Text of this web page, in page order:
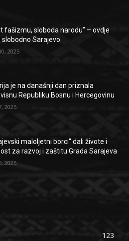
fašizmu, sloboda narodu” – ovdje
slobodno Sarajevo
2025
je na današnji dan priznala
Republiku Bosnu i Hercegovinu
2025
maloljetni borci“ dali živote i
za razvoj i zaštitu Grada Sarajeva
2025
123